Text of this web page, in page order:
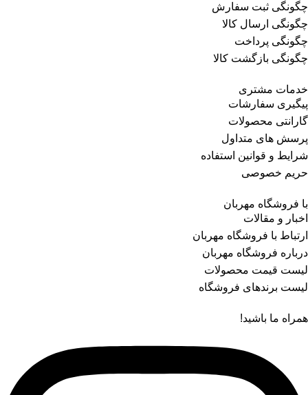
چگونگی ثبت سفارش
چگونگی ارسال کالا
چگونگی پرداخت
چگونگی بازگشت کالا
خدمات مشتری
پیگیری سفارشات
گارانتی محصولات
پرسش های متداول
شرایط و قوانین استفاده
حریم خصوصی
با فروشگاه مهربان
اخبار و مقالات
ارتباط با فروشگاه مهربان
درباره فروشگاه مهربان
لیست قیمت محصولات
لیست برندهای فروشگاه
همراه ما باشید!